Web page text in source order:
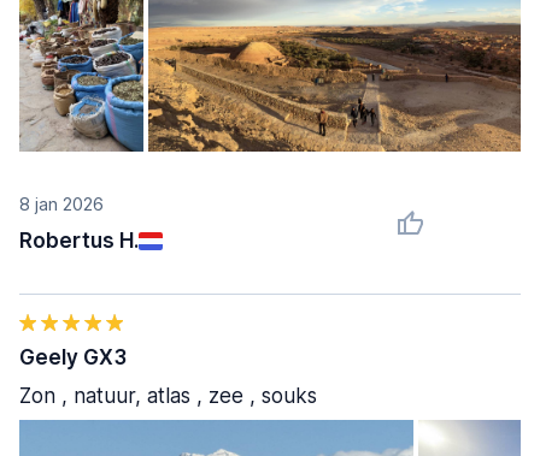
8 jan 2026
Robertus H.
Geely GX3
Zon , natuur, atlas , zee , souks